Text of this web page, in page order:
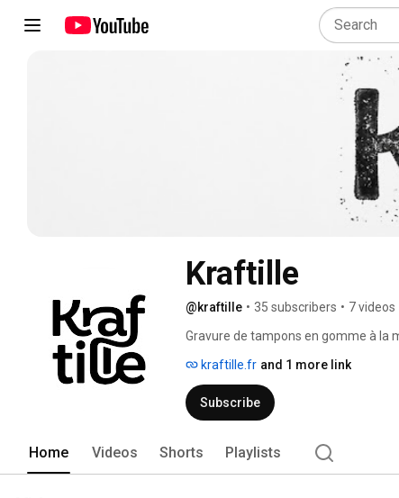
Kraftille
@kraftille • 35 subscribers • 7 videos
Gravure de tampons en gomme à la
kraftille.fr and 1 more link
Subscribe
Home Videos Shorts Playlists